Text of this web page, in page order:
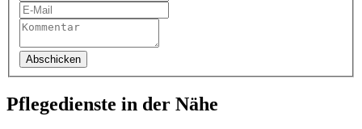
Abschicken
Pflegedienste in der Nähe